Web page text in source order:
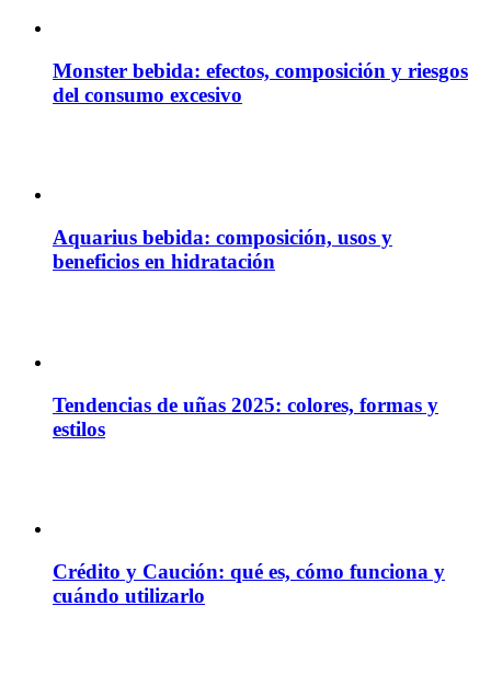
Monster bebida: efectos, composición y riesgos
del consumo excesivo
Aquarius bebida: composición, usos y
beneficios en hidratación
Tendencias de uñas 2025: colores, formas y
estilos
Crédito y Caución: qué es, cómo funciona y
cuándo utilizarlo